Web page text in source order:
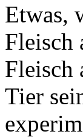
Etwas,
Fleisch
Fleisch
Tier